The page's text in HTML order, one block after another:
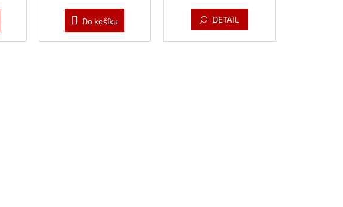
Do košíku DETAIL